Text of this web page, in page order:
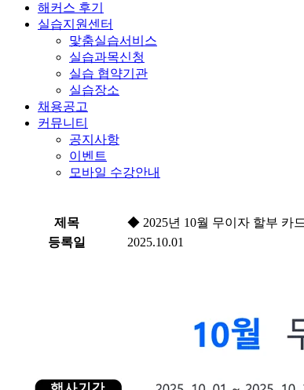
해커스 후기
실습지원센터
맟춤실습서비스
실습과목신청
실습 협약기관
실습장소
채용공고
커뮤니티
공지사항
이벤트
모바일 수강안내
제목
◆ 2025년 10월 무이자 할부 카
등록일
2025.10.01